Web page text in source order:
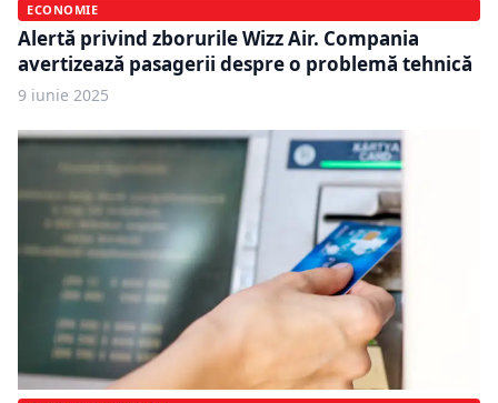
ECONOMIE
Alertă privind zborurile Wizz Air. Compania
avertizează pasagerii despre o problemă tehnică
9 iunie 2025